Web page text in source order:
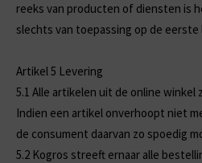
reeks van producten of diensten is
slechts van toepassing op de eerste
Artikel 5 Levering
5.1 Alle artikelen uit de online winkel
Indien een artikel onverhoopt niet
de consument daarvan zo spoedig
5.2 Kogros streeft ernaar alle